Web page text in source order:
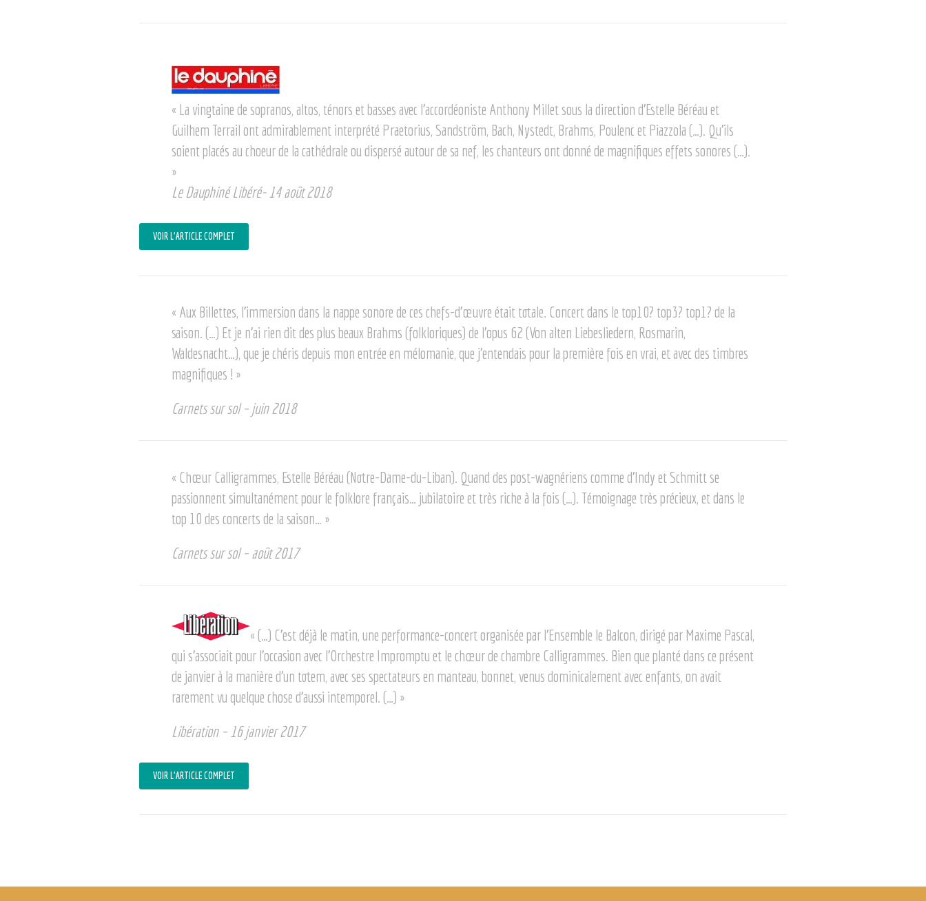
« La vingtaine de sopranos, altos, ténors et basses avec l’accordéoniste Anthony Millet sous la direction d’Estelle Béréau et
Guilhem Terrail ont admirablement interprété Praetorius, Sandström, Bach, Nystedt, Brahms, Poulenc et Piazzola (…). Qu’ils
soient placés au choeur de la cathédrale ou dispersé autour de sa nef, les chanteurs ont donné de magnifiques effets sonores (…).
»
Le Dauphiné Libéré- 14 août 2018
VOIR L’ARTICLE COMPLET
« Aux Billettes, l’immersion dans la nappe sonore de ces chefs-d’œuvre était totale. Concert dans le top10? top3? top1? de la
saison. (…) Et je n’ai rien dit des plus beaux Brahms (folkloriques) de l’opus 62 (Von alten Liebesliedern, Rosmarin,
Waldesnacht…), que je chéris depuis mon entrée en mélomanie, que j’entendais pour la première fois en vrai, et avec des timbres
magnifiques ! »
Carnets sur sol – juin 2018
« Chœur Calligrammes, Estelle Béréau (Notre-Dame-du-Liban). Quand des post-wagnériens comme d’Indy et Schmitt se
passionnent simultanément pour le folklore français… jubilatoire et très riche à la fois (…). Témoignage très précieux, et dans le
top 10 des concerts de la saison… »
Carnets sur sol – août 2017
« (…) C’est déjà le matin, une performance-concert organisée par l’Ensemble le Balcon, dirigé par Maxime Pascal,
qui s’associait pour l’occasion avec l’Orchestre Impromptu et le chœur de chambre Calligrammes. Bien que planté dans ce présent
de janvier à la manière d’un totem, avec ses spectateurs en manteau, bonnet, venus dominicalement avec enfants, on avait
rarement vu quelque chose d’aussi intemporel. (…) »
Libération – 16 janvier 2017
VOIR L’ARTICLE COMPLET